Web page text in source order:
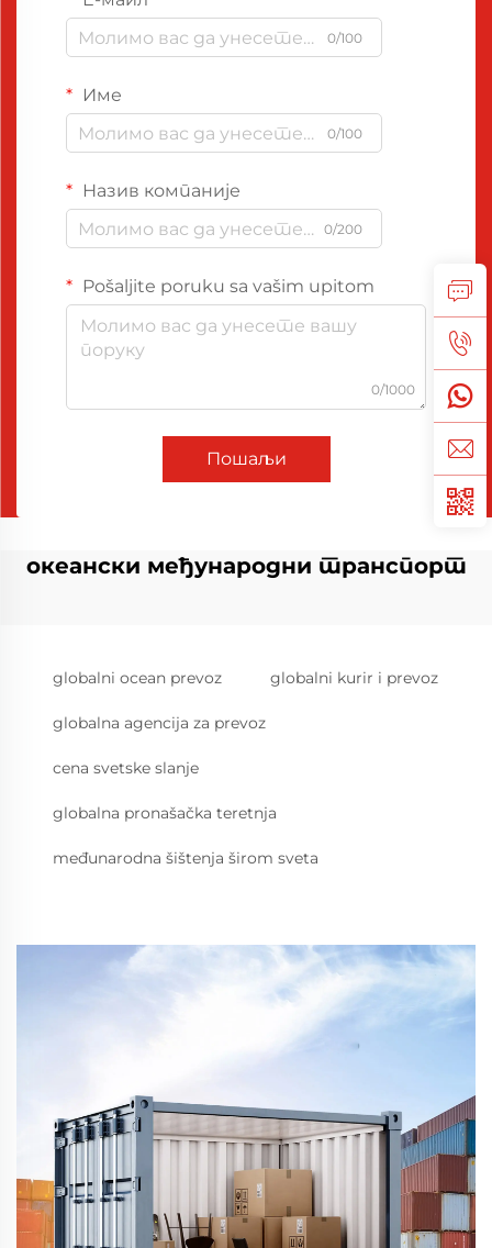
0/100
Име
0/100
Назив компаније
0/200
Pošaljite poruku sa vašim upitom
0/1000
Пошаљи
океански међународни транспорт
globalni ocean prevoz globalni kurir i prevoz
globalna agencija za prevoz
cena svetske slanje
globalna pronašačka teretnja
međunarodna šištenja širom sveta